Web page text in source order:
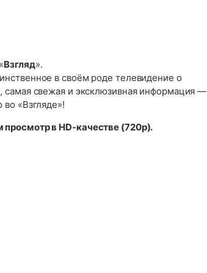
Взгляд».
в своём роде телевидение о
самая свежая и эксклюзивная информация —
«Взгляде»!
в HD-качестве (720р).